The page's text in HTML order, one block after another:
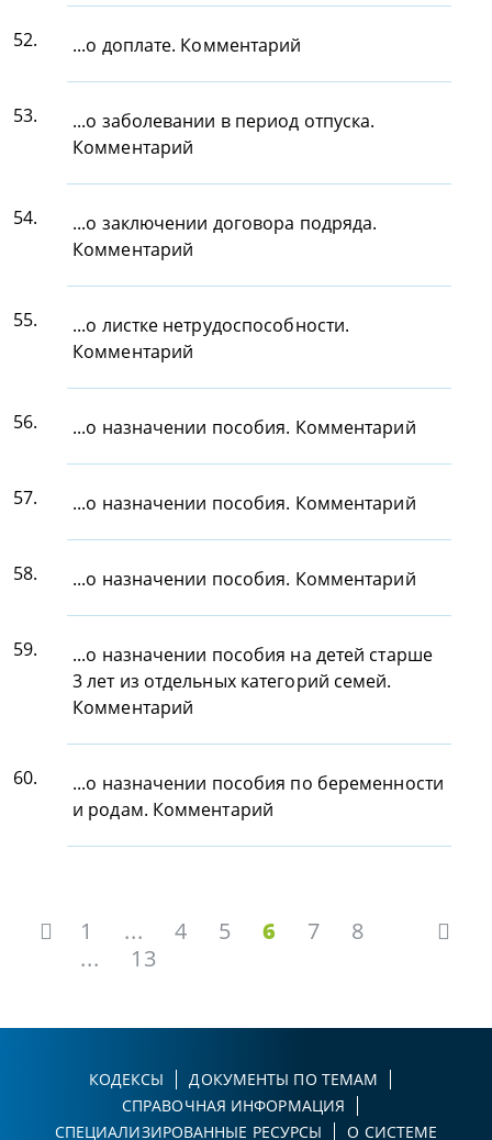
52. ...о доплате. Комментарий
53.
...о заболевании в период отпуска.
Комментарий
54.
...о заключении договора подряда.
Комментарий
55.
...о листке нетрудоспособности.
Комментарий
56. ...о назначении пособия. Комментарий
57. ...о назначении пособия. Комментарий
58. ...о назначении пособия. Комментарий
59.
...о назначении пособия на детей старше
3 лет из отдельных категорий семей.
Комментарий
60.
...о назначении пособия по беременности
и родам. Комментарий
1 ... 4 5 6 7
8
...
13
КОДЕКСЫ
ДОКУМЕНТЫ ПО ТЕМАМ
СПРАВОЧНАЯ ИНФОРМАЦИЯ
СПЕЦИАЛИЗИРОВАННЫЕ РЕСУРСЫ
О СИСТЕМЕ